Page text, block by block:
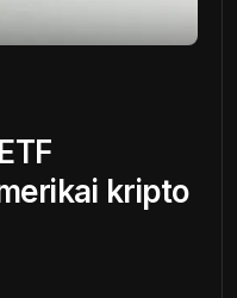
kripto